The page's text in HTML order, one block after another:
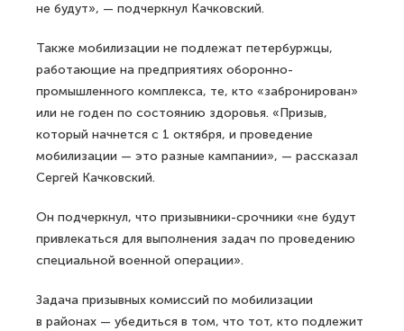
не будут», — подчеркнул Качковский.
Также мобилизации не подлежат петербуржцы,
работающие на предприятиях оборонно-
промышленного комплекса, те, кто «забронирован»
или не годен по состоянию здоровья. «Призыв,
который начнется с 1 октября, и проведение
мобилизации — это разные кампании», — рассказал
Сергей Качковский.
Он подчеркнул, что призывники-срочники «не будут
привлекаться для выполнения задач по проведению
специальной военной операции».
Задача призывных комиссий по мобилизации
в районах — убедиться в том, что тот, кто подлежит